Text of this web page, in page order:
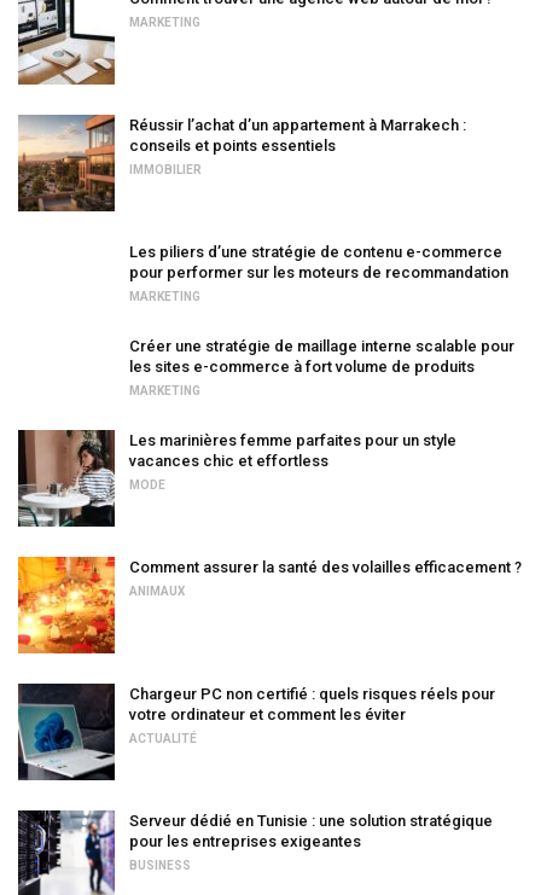
MARKETING
Réussir l’achat d’un appartement à Marrakech :
conseils et points essentiels
IMMOBILIER
Les piliers d’une stratégie de contenu e-commerce
pour performer sur les moteurs de recommandation
MARKETING
Créer une stratégie de maillage interne scalable pour
les sites e-commerce à fort volume de produits
MARKETING
Les marinières femme parfaites pour un style
vacances chic et effortless
MODE
Comment assurer la santé des volailles efficacement ?
ANIMAUX
Chargeur PC non certifié : quels risques réels pour
votre ordinateur et comment les éviter
ACTUALITÉ
Serveur dédié en Tunisie : une solution stratégique
pour les entreprises exigeantes
BUSINESS